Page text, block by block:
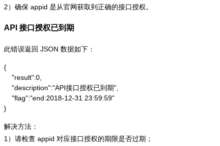
2）确保 appid 是从官网获取到正确的接口授权。
API 接口授权已到期
此错误返回 JSON 数据如下：
{
    "result":0,
    "description":"API接口授权已到期",
    "flag":"end:2018-12-31 23:59:59"
}
解决方法：
1）请检查 appid 对应接口授权的期限是否过期；